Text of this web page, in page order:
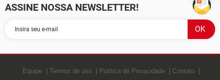
ASSINE NOSSA NEWSLETTER!
Equipe Termos de uso Política de Privacidade
Contato